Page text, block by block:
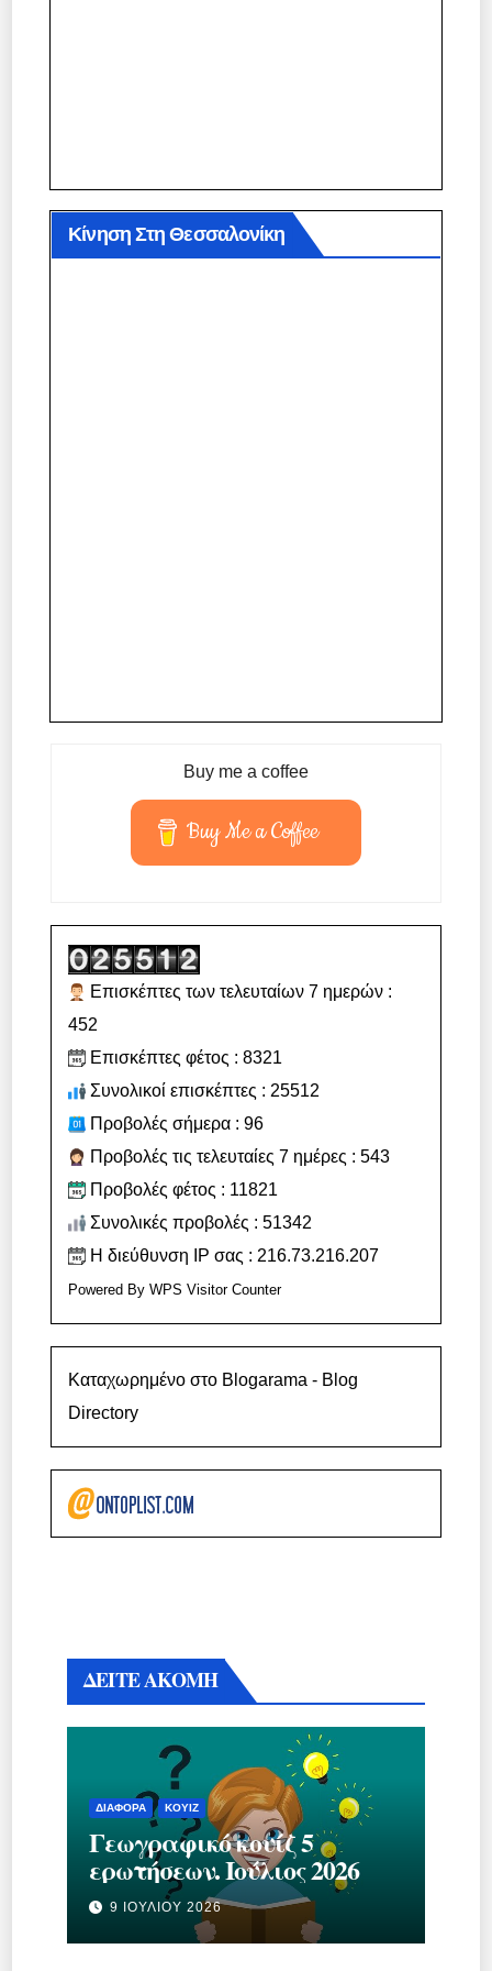
Κίνηση Στη Θεσσαλονίκη
Buy me a coffee
Buy Me a Coffee
Επισκέπτες των τελευταίων 7 ημερών :
452
Επισκέπτες φέτος : 8321
Συνολικοί επισκέπτες : 25512
Προβολές σήμερα : 96
Προβολές τις τελευταίες 7 ημέρες : 543
Προβολές φέτος : 11821
Συνολικές προβολές : 51342
Η διεύθυνση IP σας : 216.73.216.207
Powered ByWPS Visitor Counter
Καταχωρημένο στο Blogarama - Blog
Directory
ΔΕΙΤΕ ΑΚΟΜΗ
ΔΙΆΦΟΡΑ ΚΟΥΊΖ
Γεωγραφικό κουίζ 5
ερωτήσεων. Ιούλιος 2026
9 ΙΟΥΛΊΟΥ 2026